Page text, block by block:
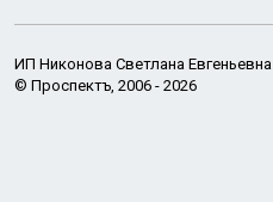
ИП Никонова Светлана Евгеньевна
© Проспектъ, 2006 - 2026